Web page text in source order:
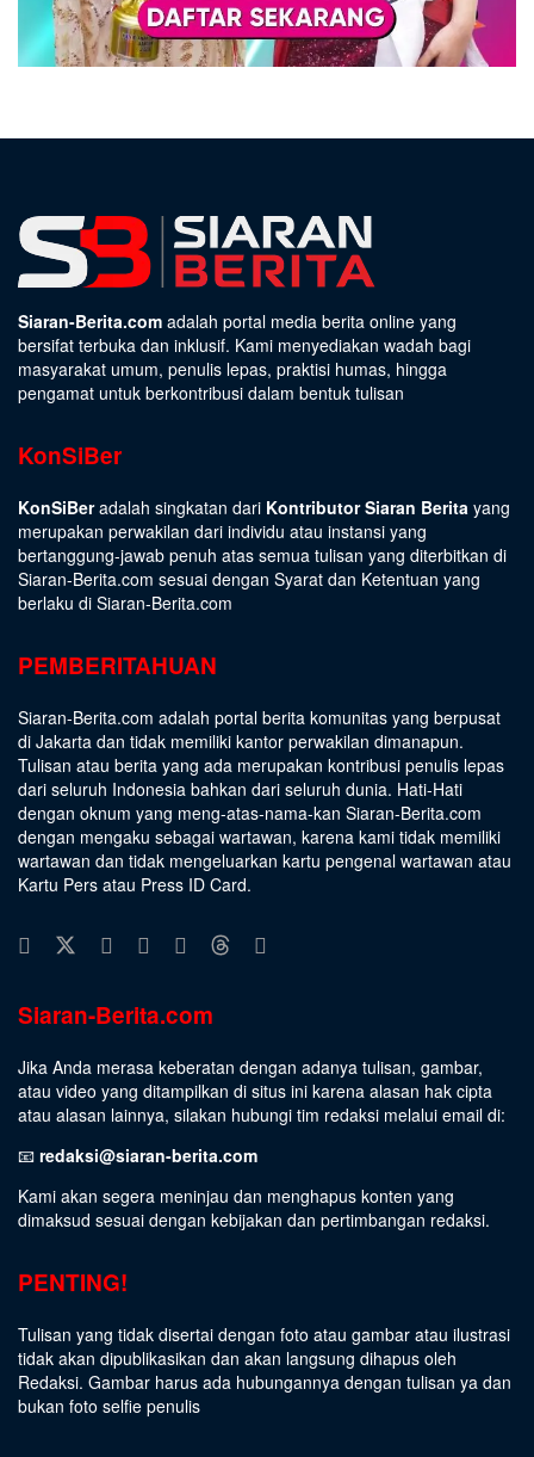
Siaran-Berita.com adalah portal media berita online yang
bersifat terbuka dan inklusif. Kami menyediakan wadah bagi
masyarakat umum, penulis lepas, praktisi humas, hingga
pengamat untuk berkontribusi dalam bentuk tulisan
KonSiBer
KonSiBeradalah singkatan dari Kontributor Siaran Berita yang
merupakan perwakilan dari individu atau instansi yang
bertanggung-jawab penuh atas semua tulisan yang diterbitkan di
Siaran-Berita.com sesuai dengan Syarat dan Ketentuan yang
berlaku di Siaran-Berita.com
PEMBERITAHUAN
Siaran-Berita.com adalah portal berita komunitas yang berpusat
di Jakarta dan tidak memiliki kantor perwakilan dimanapun.
Tulisan atau berita yang ada merupakan kontribusi penulis lepas
dari seluruh Indonesia bahkan dari seluruh dunia. Hati-Hati
dengan oknum yang meng-atas-nama-kan Siaran-Berita.com
dengan mengaku sebagai wartawan, karena kami tidak memiliki
wartawan dan tidak mengeluarkan kartu pengenal wartawan atau
Kartu Pers atau Press ID Card.
Siaran-Berita.com
Jika Anda merasa keberatan dengan adanya tulisan, gambar,
atau video yang ditampilkan di situs ini karena alasan hak cipta
atau alasan lainnya, silakan hubungi tim redaksi melalui email di:
📧 redaksi@siaran-berita.com
Kami akan segera meninjau dan menghapus konten yang
dimaksud sesuai dengan kebijakan dan pertimbangan redaksi.
PENTING!
Tulisan yang tidak disertai dengan foto atau gambar atau ilustrasi
tidak akan dipublikasikan dan akan langsung dihapus oleh
Redaksi. Gambar harus ada hubungannya dengan tulisan ya dan
bukan foto selfie penulis